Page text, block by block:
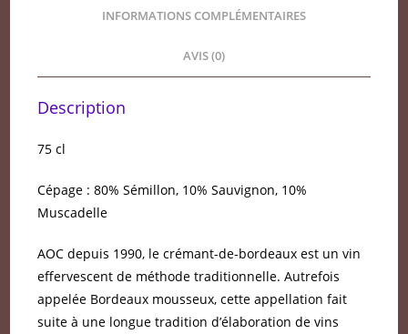
INFORMATIONS COMPLÉMENTAIRES
AVIS (0)
Description
75 cl
Cépage : 80% Sémillon, 10% Sauvignon, 10%
Muscadelle
AOC depuis 1990, le crémant-de-bordeaux est un vin
effervescent de méthode traditionnelle. Autrefois
appelée Bordeaux mousseux, cette appellation fait
suite à une longue tradition d’élaboration de vins